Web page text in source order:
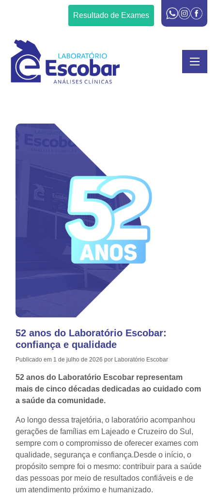
Resultado de Exames
52 anos do Laboratório Escobar:
confiança e qualidade
Publicado em 1 de julho de 2026 por Laboratório Escobar
52 anos do Laboratório Escobar representam
mais de cinco décadas dedicadas ao cuidado com
a saúde da comunidade.
Ao longo dessa trajetória, o laboratório acompanhou
gerações de famílias em Lajeado e Cruzeiro do Sul,
sempre com o compromisso de oferecer exames com
qualidade, segurança e confiança.Desde o início, o
propósito sempre foi o mesmo: contribuir para a saúde
das pessoas por meio de resultados confiáveis e de
um atendimento próximo e humanizado.